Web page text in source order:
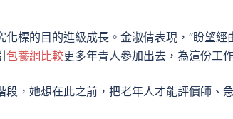
標的目的進級成長。金淑倩表現，“盼望
包養網比較更多年青人參加出去，為這份工
段，她想在此之前，把老年人才能評價師、